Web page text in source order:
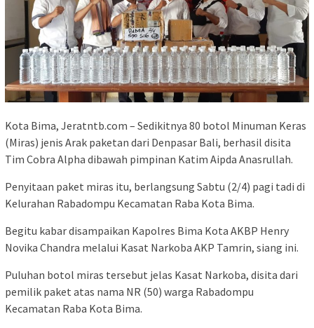
Kota Bima, Jeratntb.com – Sedikitnya 80 botol Minuman Keras
(Miras) jenis Arak paketan dari Denpasar Bali, berhasil disita
Tim Cobra Alpha dibawah pimpinan Katim Aipda Anasrullah.
Penyitaan paket miras itu, berlangsung Sabtu (2/4) pagi tadi di
Kelurahan Rabadompu Kecamatan Raba Kota Bima.
Begitu kabar disampaikan Kapolres Bima Kota AKBP Henry
Novika Chandra melalui Kasat Narkoba AKP Tamrin, siang ini.
Puluhan botol miras tersebut jelas Kasat Narkoba, disita dari
pemilik paket atas nama NR (50) warga Rabadompu
Kecamatan Raba Kota Bima.